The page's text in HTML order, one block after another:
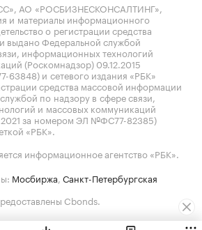
АО «РОСБИЗНЕСКОНСАЛТИНГ»,
и материалы информационного
о регистрации средства
выдано Федеральной службой
информационных технологий
(Роскомнадзор) 09.12.2015
и сетевого издания «РБК»
средства массовой информации
по надзору в сфере связи,
и массовых коммуникаций
за номером ЭЛ №ФС77-82385)
«РБК».
информационное агентство «РБК».
Мосбиржа, Санкт-Петербургская
Cbonds.